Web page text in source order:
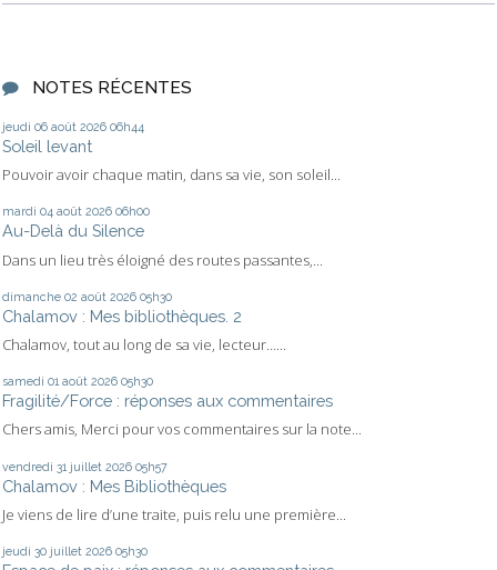
NOTES RÉCENTES
jeudi 06 août 2026 06h44
Soleil levant
Pouvoir avoir chaque matin, dans sa vie, son soleil...
mardi 04 août 2026 06h00
Au-Delà du Silence
Dans un lieu très éloigné des routes passantes,...
dimanche 02 août 2026 05h30
Chalamov : Mes bibliothèques. 2
Chalamov, tout au long de sa vie, lecteur…...
samedi 01 août 2026 05h30
Fragilité/Force : réponses aux commentaires
Chers amis, Merci pour vos commentaires sur la note...
vendredi 31 juillet 2026 05h57
Chalamov : Mes Bibliothèques
Je viens de lire d’une traite, puis relu une première...
jeudi 30 juillet 2026 05h30